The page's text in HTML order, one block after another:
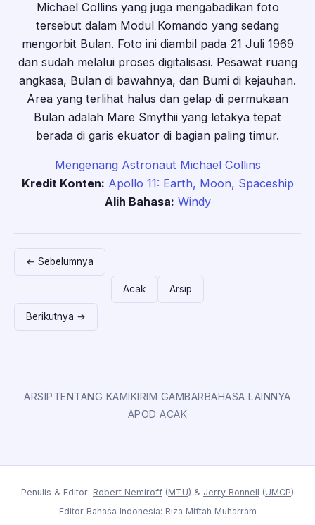
Michael Collins yang juga mengabadikan foto
tersebut dalam Modul Komando yang sedang
mengorbit Bulan. Foto ini diambil pada 21 Juli 1969
dan sudah melalui proses digitalisasi. Pesawat ruang
angkasa, Bulan di bawahnya, dan Bumi di kejauhan.
Area yang terlihat halus dan gelap di permukaan
Bulan adalah Mare Smythii yang letakya tepat
berada di garis ekuator di bagian paling timur.
Mengenang Astronaut Michael Collins
Kredit Konten: Apollo 11: Earth, Moon, Spaceship
Alih Bahasa: Windy
← Sebelumnya
Acak Arsip
Berikutnya →
ARSIPTENTANG KAMIKIRIM GAMBARBAHASA LAINNYA
APOD ACAK
Penulis & Editor: Robert Nemiroff (MTU) & Jerry Bonnell (UMCP)
Editor Bahasa Indonesia: Riza Miftah Muharram